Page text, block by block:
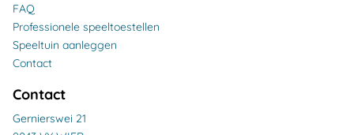
FAQ
Professionele speeltoestellen
Speeltuin aanleggen
Contact
Contact
Gernierswei 21